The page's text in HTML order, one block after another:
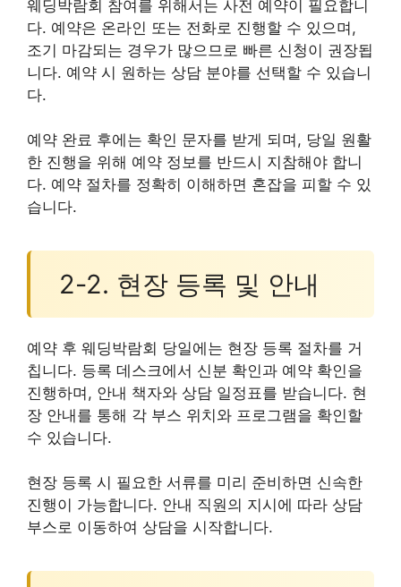
웨딩박람회 참여를 위해서는 사전 예약이 필요합니
다. 예약은 온라인 또는 전화로 진행할 수 있으며,
조기 마감되는 경우가 많으므로 빠른 신청이 권장됩
니다. 예약 시 원하는 상담 분야를 선택할 수 있습니
다.
예약 완료 후에는 확인 문자를 받게 되며, 당일 원활
한 진행을 위해 예약 정보를 반드시 지참해야 합니
다. 예약 절차를 정확히 이해하면 혼잡을 피할 수 있
습니다.
2-2. 현장 등록 및 안내
예약 후 웨딩박람회 당일에는 현장 등록 절차를 거
칩니다. 등록 데스크에서 신분 확인과 예약 확인을
진행하며, 안내 책자와 상담 일정표를 받습니다. 현
장 안내를 통해 각 부스 위치와 프로그램을 확인할
수 있습니다.
현장 등록 시 필요한 서류를 미리 준비하면 신속한
진행이 가능합니다. 안내 직원의 지시에 따라 상담
부스로 이동하여 상담을 시작합니다.